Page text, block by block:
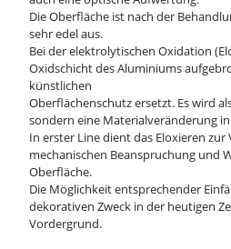
Die Oberfläche ist nach der
sehr edel aus.
Bei der elektrolytischen Oxidation
Oxidschicht des Aluminiums
künstlichen
Oberflächenschutz ersetzt. Es wird
sondern eine Materialveränderung
In erster Line dient das Eloxieren zur
mechanischen Beanspruchung und
Oberfläche.
Die Möglichkeit entsprechender
dekorativen Zweck in der heutigen
Vordergrund.